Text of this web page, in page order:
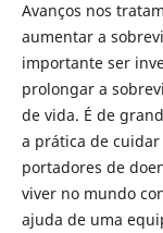
Avanços nos
aumentar a
importante ser
prolongar a
de vida. É de
a prática de
portadores de
viver no mundo
ajuda de uma